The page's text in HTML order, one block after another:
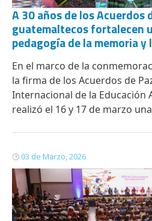
A 30 años de los Acuerdos
guatemaltecos fortalecen
pedagogía de la memoria y
En el marco de la
la firma de los Acuerdos de
Internacional de la Educación
realizó el 16 y 17 de marzo
03 de Marzo, 2026